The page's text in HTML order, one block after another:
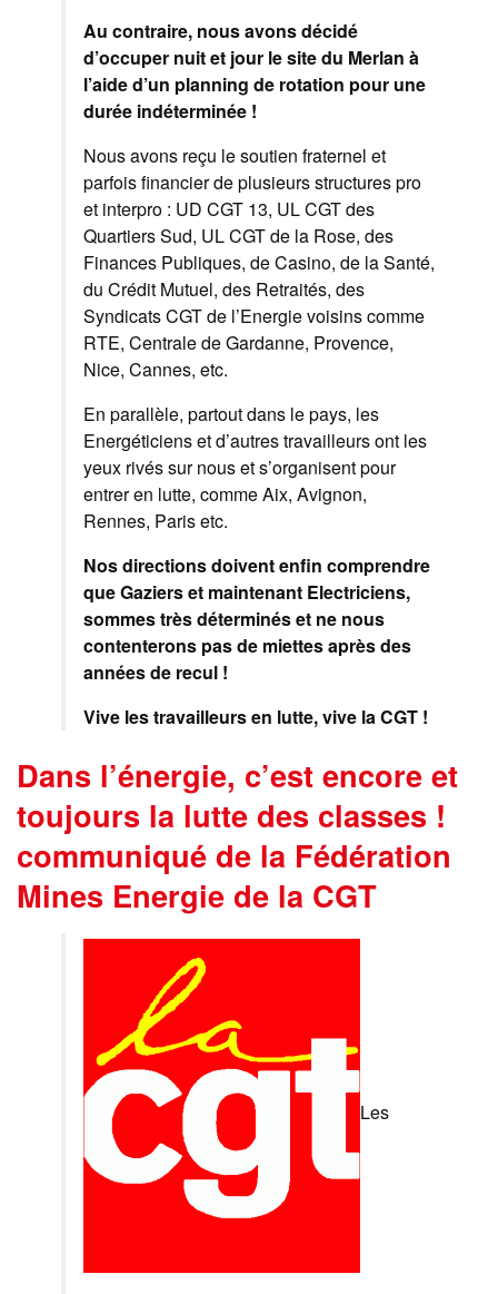
Au contraire, nous avons décidé
d’occuper nuit et jour le site du Merlan à
l’aide d’un planning de rotation pour une
durée indéterminée !
Nous avons reçu le soutien fraternel et
parfois financier de plusieurs structures pro
et interpro : UD CGT 13, UL CGT des
Quartiers Sud, UL CGT de la Rose, des
Finances Publiques, de Casino, de la Santé,
du Crédit Mutuel, des Retraités, des
Syndicats CGT de l’Energie voisins comme
RTE, Centrale de Gardanne, Provence,
Nice, Cannes, etc.
En parallèle, partout dans le pays, les
Energéticiens et d’autres travailleurs ont les
yeux rivés sur nous et s’organisent pour
entrer en lutte, comme Aix, Avignon,
Rennes, Paris etc.
Nos directions doivent enfin comprendre
que Gaziers et maintenant Electriciens,
sommes très déterminés et ne nous
contenterons pas de miettes après des
années de recul !
Vive les travailleurs en lutte, vive la CGT !
Dans l’énergie, c’est encore et
toujours la lutte des classes !
communiqué de la Fédération
Mines Energie de la CGT
Les